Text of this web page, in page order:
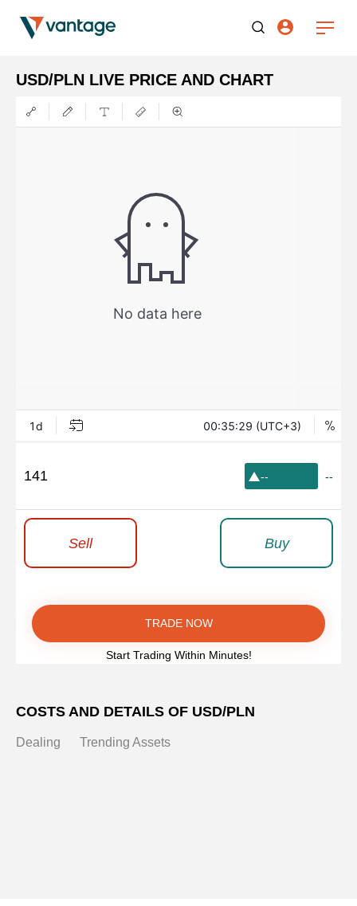
USD/PLN LIVE PRICE AND CHART
141 -- --
Sell Buy
TRADE NOW
Start Trading Within Minutes!
COSTS AND DETAILS OF USD/PLN
Dealing Trending Assets